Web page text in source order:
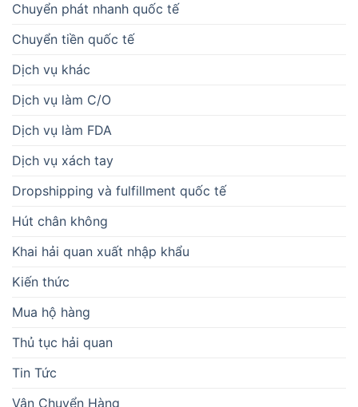
Chuyển phát nhanh quốc tế
Chuyển tiền quốc tế
Dịch vụ khác
Dịch vụ làm C/O
Dịch vụ làm FDA
Dịch vụ xách tay
Dropshipping và fulfillment quốc tế
Hút chân không
Khai hải quan xuất nhập khẩu
Kiến thức
Mua hộ hàng
Thủ tục hải quan
Tin Tức
Vận Chuyển Hàng